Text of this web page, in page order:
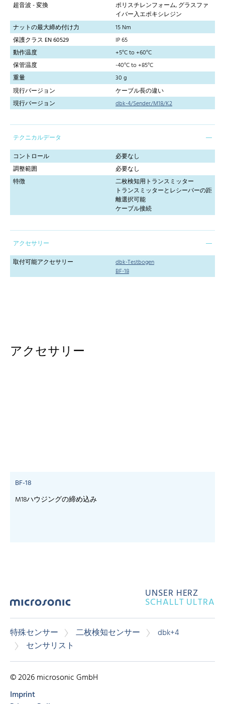
超音波 - 変換
ポリスチレンフォーム, グラスファ
イバー入エポキシレジン
ナットの最大締め付け力
15 Nm
保護クラス EN 60529
IP 65
動作温度
+5°C to +60°C
保管温度
-40°C to +85°C
重量
30 g
現行バージョン
ケーブル長の違い
現行バージョン
dbk-4/Sender/M18/K2
テクニカルデータ
コントロール
必要なし
調整範囲
必要なし
特徴
二枚検知用トランスミッター
トランスミッターとレシーバーの距
離選択可能
ケーブル接続
アクセサリー
取付可能アクセサリー
dbk-Testbogen
BF-18
アクセサリー
BF-18
M18ハウジングの締め込み
UNSER HERZ
SCHALLT ULTRA
特殊センサー 二枚検知センサー
dbk+4
センサリスト
© 2026 microsonic GmbH
Imprint